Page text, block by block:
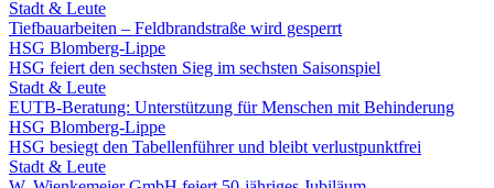
Stadt & Leute
Tiefbauarbeiten – Feldbrandstraße wird gesperrt
HSG Blomberg-Lippe
HSG feiert den sechsten Sieg im sechsten Saisonspiel
Stadt & Leute
EUTB-Beratung: Unterstützung für Menschen mit Behinderung
HSG Blomberg-Lippe
HSG besiegt den Tabellenführer und bleibt verlustpunktfrei
Stadt & Leute